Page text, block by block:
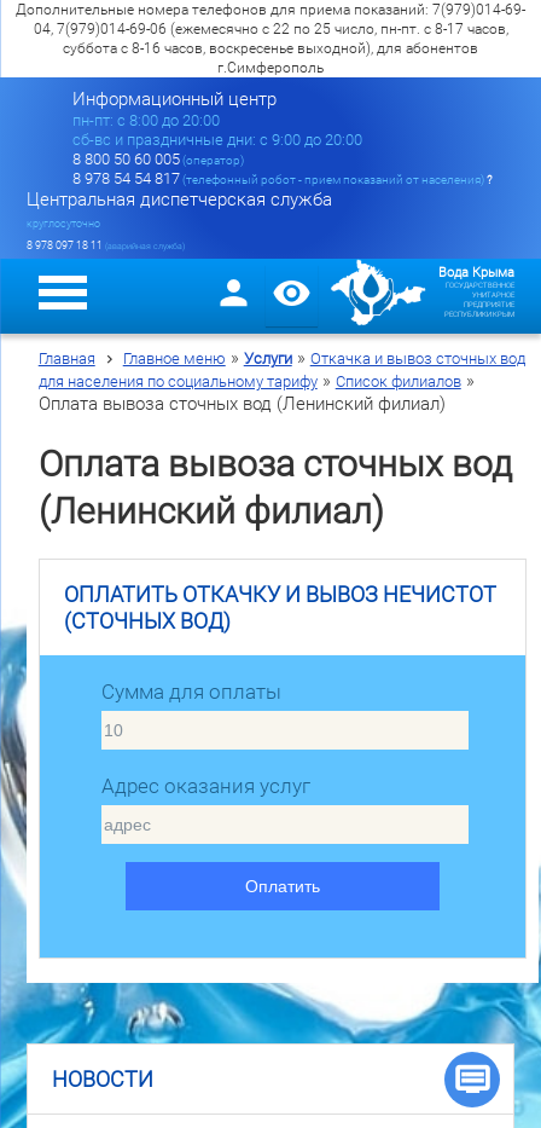
Дополнительные номера телефонов для приема показаний: 7(979)014-69-
04, 7(979)014-69-06 (ежемесячно с 22 по 25 число, пн-пт. с 8-17 часов,
суббота с 8-16 часов, воскресенье выходной), для абонентов
г.Симферополь
Информационный центр
пн-пт: c 8:00 до 20:00
сб-вс и праздничные дни: с 9:00 до 20:00
8 800 50 60 005(оператор)
8 978 54 54 817(телефонный робот - прием показаний от населения)?
Центральная диспетчерская служба
круглосуточно
8 978 097 18 11 (аварийная служба)
Вода Крыма
ГОСУДАРСТВЕННОЕ
УНИТАРНОЕ
ПРЕДПРИЯТИЕ
РЕСПУБЛИКИ КРЫМ
Главная Главное меню » Услуги» Откачка и вывоз сточных вод
для населения по социальному тарифу» Список филиалов»
Оплата вывоза сточных вод (Ленинский филиал)
Оплата вывоза сточных вод
(Ленинский филиал)
ОПЛАТИТЬ ОТКАЧКУ И ВЫВОЗ НЕЧИСТОТ
(СТОЧНЫХ ВОД)
Сумма для оплаты
Адрес оказания услуг
Оплатить
НОВОСТИ